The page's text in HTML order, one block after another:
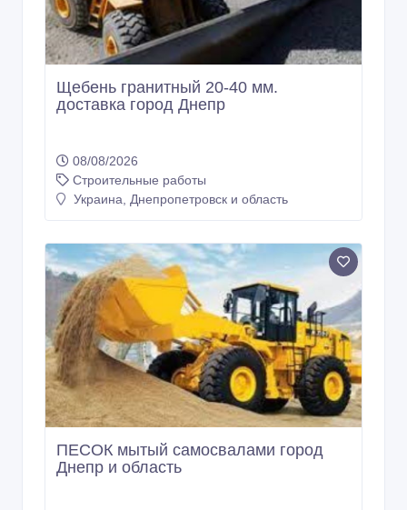
Щебень гранитный 20-40 мм.
доставка город Днепр
08/08/2026
Строительные работы
Украина, Днепропетровск и область
ПЕСОК мытый самосвалами город
Днепр и область